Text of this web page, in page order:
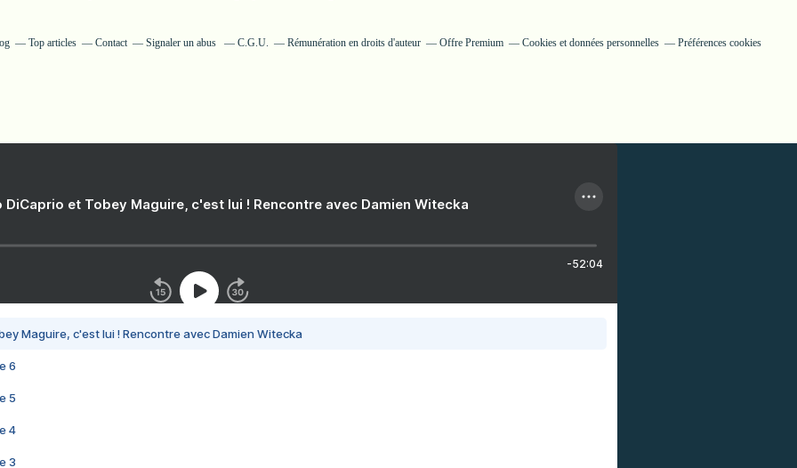
Top articles Contact Signaler un abus C.G.U. Rémunération en droits d'auteur Offre Premium Cookies et données personnelles Préférences cookies
DiCaprio et Tobey Maguire, c'est lui ! Rencontre avec Damien Witecka
-52:04
Maguire, c'est lui ! Rencontre avec Damien Witecka
6
5
4
3